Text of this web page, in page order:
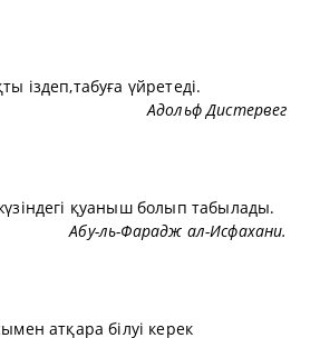
іздеп,табуға үйретеді.
Адольф Дистервег
қуаныш болып табылады.
Абу-ль-Фарадж ал-Исфахани.
атқара білуі керек